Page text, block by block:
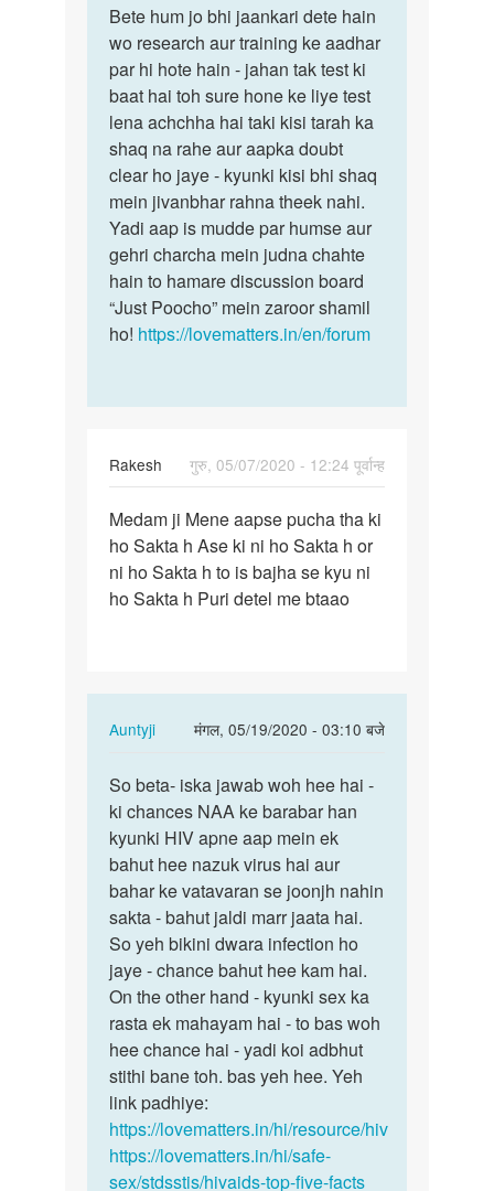
to
Medam
ji
aap
bol
rhe
ho
Ase…
by
Rakesh
Bete
hum
jo
bhi
jaankari…
Bete hum jo bhi jaankari dete hain
wo research aur training ke aadhar
par hi hote hain - jahan tak test ki
baat hai toh sure hone ke liye test
lena achchha hai taki kisi tarah ka
shaq na rahe aur aapka doubt
clear ho jaye - kyunki kisi bhi shaq
mein jivanbhar rahna theek nahi.
Yadi aap is mudde par humse aur
gehri charcha mein judna chahte
hain to hamare discussion board
“Just Poocho” mein zaroor shamil
ho! https://lovematters.in/en/forum
Rakesh
गुरु, 05/07/2020 - 12:24 पूर्वान्ह
Medam
ji
Mene
aapse
Medam ji Mene aapse pucha tha ki
ho Sakta h Ase ki ni ho Sakta h or
ni ho Sakta h to is bajha se kyu ni
ho Sakta h Puri detel me btaao
Auntyji
मंगल, 05/19/2020 - 03:10 बजे
In
to
Medam
ji
Mene
aapse
pucha…
by
Rakesh
So
beta-
iska
jawab
woh
hee…
So beta- iska jawab woh hee hai -
ki chances NAA ke barabar han
kyunki HIV apne aap mein ek
bahut hee nazuk virus hai aur
bahar ke vatavaran se joonjh nahin
sakta - bahut jaldi marr jaata hai.
So yeh bikini dwara infection ho
jaye - chance bahut hee kam hai.
On the other hand - kyunki sex ka
rasta ek mahayam hai - to bas woh
hee chance hai - yadi koi adbhut
stithi bane toh. bas yeh hee. Yeh
link padhiye:
https://lovematters.in/hi/resource/hiv
https://lovematters.in/hi/safe-
sex/stdsstis/hivaids-top-five-facts